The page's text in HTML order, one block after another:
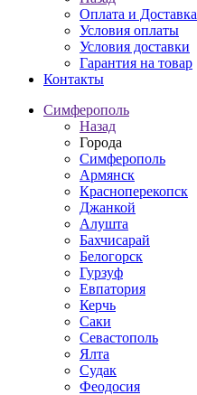
Оплата и Доставка
Условия оплаты
Условия доставки
Гарантия на товар
Контакты
Симферополь
Назад
Города
Симферополь
Армянск
Красноперекопск
Джанкой
Алушта
Бахчисарай
Белогорск
Гурзуф
Евпатория
Керчь
Саки
Севастополь
Ялта
Судак
Феодосия